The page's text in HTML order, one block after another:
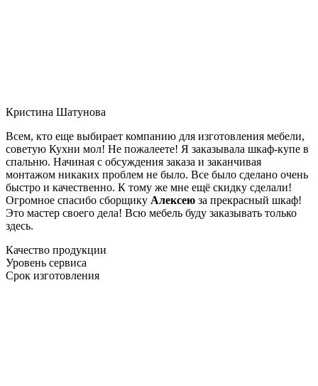
Кристина Шатунова
Всем, кто еще выбирает компанию для изготовления мебели,
советую Кухни мол! Не пожалеете! Я заказывала шкаф-купе в
спальню. Начиная с обсуждения заказа и заканчивая
монтажом никаких проблем не было. Все было сделано очень
быстро и качественно. К тому же мне ещё скидку сделали!
Огромное спасибо сборщику Алексею за прекрасный шкаф!
Это мастер своего дела! Всю мебель буду заказывать только
здесь.
Качество продукции
Уровень сервиса
Срок изготовления